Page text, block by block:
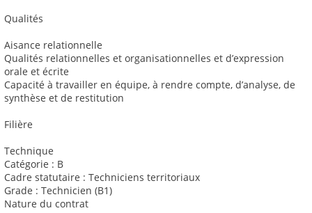
Qualités
Aisance relationnelle
Qualités relationnelles et organisationnelles et d’expression
orale et écrite
Capacité à travailler en équipe, à rendre compte, d’analyse, de
synthèse et de restitution
Filière
Technique
Catégorie : B
Cadre statutaire : Techniciens territoriaux
Grade : Technicien (B1)
Nature du contrat